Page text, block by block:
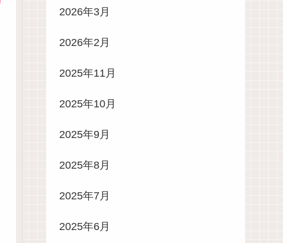
2026年3月
2026年2月
2025年11月
2025年10月
2025年9月
2025年8月
2025年7月
2025年6月